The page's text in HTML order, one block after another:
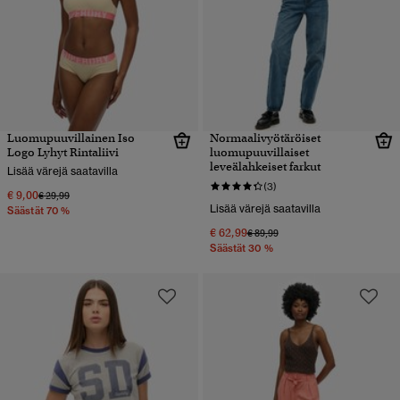
Luomupuuvillainen Iso
Logo Lyhyt Rintaliivi
Lisää värejä saatavilla
€ 9,00Hinta alennettu hinnasta
€ 29,99hintaan
Säästät 70 %
Normaalivyötäröiset
luomupuuvillaiset
leveälahkeiset farkut
(3)
Lisää värejä saatavilla
€ 62,99Hinta alennettu hinnasta
€ 89,99hintaan
Säästät 30 %